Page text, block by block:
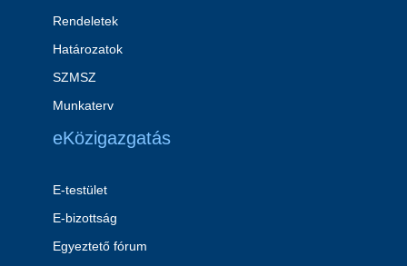
Rendeletek
Határozatok
SZMSZ
Munkaterv
eKözigazgatás
E-testület
E-bizottság
Egyeztető fórum